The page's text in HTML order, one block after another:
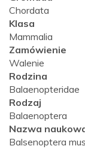
Chordata
Klasa
Mammalia
Zamówienie
Walenie
Rodzina
Balaenopteridae
Rodzaj
Balaenoptera
Nazwa
Balsenoptera